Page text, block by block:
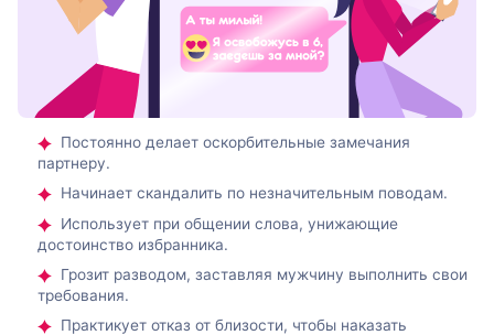
Постоянно делает оскорбительные замечания
партнеру.
Начинает скандалить по незначительным поводам.
Использует при общении слова, унижающие
достоинство избранника.
Грозит разводом, заставляя мужчину выполнить свои
требования.
Практикует отказ от близости, чтобы наказать